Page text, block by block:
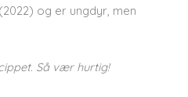
og er ungdyr, men
Så vær hurtig!